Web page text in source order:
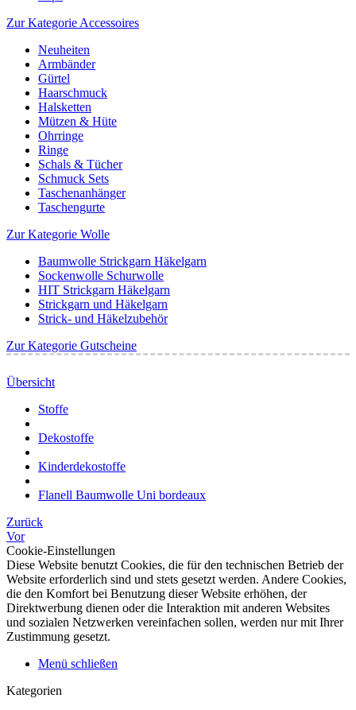
Zur Kategorie Accessoires
Neuheiten
Armbänder
Gürtel
Haarschmuck
Halsketten
Mützen & Hüte
Ohrringe
Ringe
Schals & Tücher
Schmuck Sets
Taschenanhänger
Taschengurte
Zur Kategorie Wolle
Baumwolle Strickgarn Häkelgarn
Sockenwolle Schurwolle
HIT Strickgarn Häkelgarn
Strickgarn und Häkelgarn
Strick- und Häkelzubehör
Zur Kategorie Gutscheine
Übersicht
Stoffe
Dekostoffe
Kinderdekostoffe
Flanell Baumwolle Uni bordeaux
Zurück
Vor
Cookie-Einstellungen
Diese Website benutzt Cookies, die für den technischen Betrieb der
Website erforderlich sind und stets gesetzt werden. Andere Cookies,
die den Komfort bei Benutzung dieser Website erhöhen, der
Direktwerbung dienen oder die Interaktion mit anderen Websites
und sozialen Netzwerken vereinfachen sollen, werden nur mit Ihrer
Zustimmung gesetzt.
Menü schließen
Kategorien